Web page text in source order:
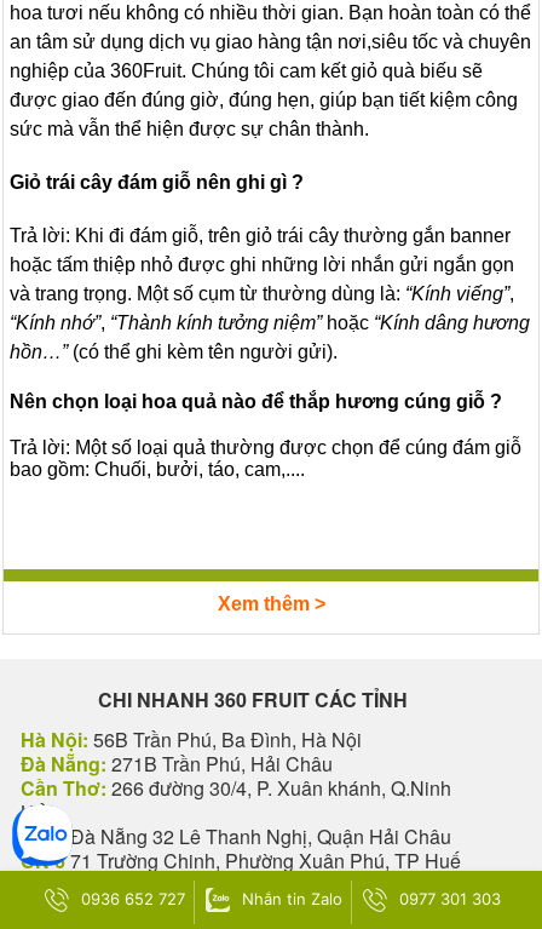
hoa tươi nếu không có nhiều thời gian. Bạn hoàn toàn có thể
an tâm sử dụng dịch vụ giao hàng tận nơi,siêu tốc và chuyên
nghiệp của 360Fruit. Chúng tôi cam kết giỏ quà biếu sẽ
được giao đến đúng giờ, đúng hẹn, giúp bạn tiết kiệm công
sức mà vẫn thể hiện được sự chân thành.
Giỏ trái cây đám giỗ nên ghi gì ?
Trả lời: Khi đi đám giỗ, trên giỏ trái cây thường gắn banner
hoặc tấm thiệp nhỏ được ghi những lời nhắn gửi ngắn gọn
và trang trọng. Một số cụm từ thường dùng là: “Kính viếng”,
“Kính nhớ”, “Thành kính tưởng niệm”hoặc “Kính dâng hương
hồn…”(có thể ghi kèm tên người gửi).
Nên chọn loại hoa quả nào để thắp hương cúng giỗ ?
Trả lời: Một số loại quả thường được chọn để cúng đám giỗ
bao gồm: Chuối, bưởi, táo, cam,....
Xem thêm >
CHI NHANH 360 FRUIT CÁC TỈNH
Hà Nội: 56B Trần Phú, Ba Đình, Hà Nội
Đà Nẵng: 271B Trần Phú, Hải Châu
Cần Thơ: 266 đường 30/4, P. Xuân khánh, Q.Ninh
Kiều
CN 5Đà Nẵng 32 Lê Thanh Nghị, Quận Hải Châu
CN 671 Trường Chinh, Phường Xuân Phú, TP Huế
CN 7Lâm Đồng 05 Phan Đình Phùng
CN 8Bình Dương 151 Phú Lợi, P. Phú Lợi, Tp. Thủ
0936 652 727 Nhắn tin Zalo 0977 301 303